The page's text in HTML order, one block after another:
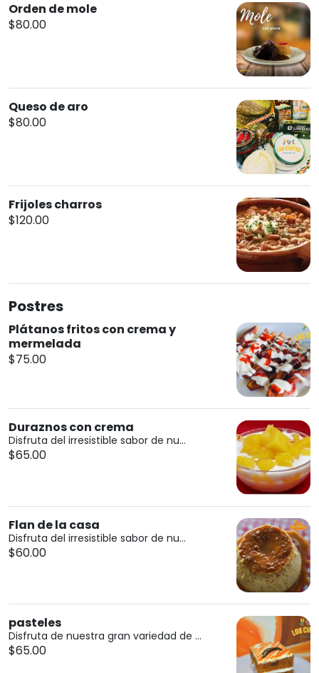
Orden de mole
$80.00
Queso de aro
$80.00
Frijoles charros
$120.00
Postres
Plátanos fritos con crema y
mermelada
$75.00
Duraznos con crema
Disfruta del irresistible sabor de nu...
$65.00
Flan de la casa
Disfruta del irresistible sabor de nu...
$60.00
pasteles
Disfruta de nuestra gran variedad de ...
$65.00